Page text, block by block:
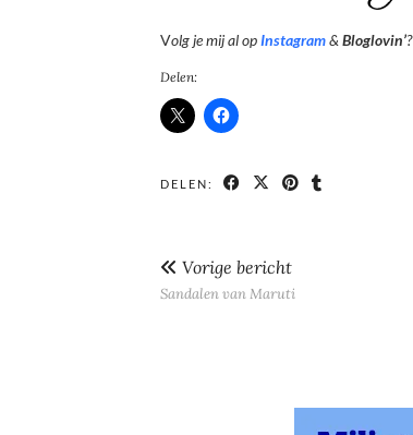
Volg je mij al opInstagram& Bloglovin’?
Delen:
DELEN:
Vorige bericht
Sandalen van Maruti